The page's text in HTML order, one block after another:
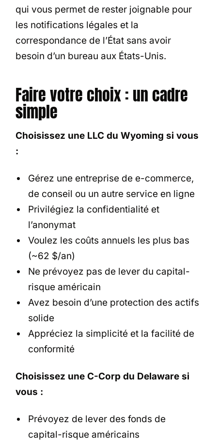
qui vous permet de rester joignable pour
les notifications légales et la
correspondance de l’État sans avoir
besoin d’un bureau aux États-Unis.
Faire votre choix : un cadre
simple
Choisissez une LLC du Wyoming si vous
:
Gérez une entreprise de e-commerce,
de conseil ou un autre service en ligne
Privilégiez la confidentialité et
l’anonymat
Voulez les coûts annuels les plus bas
(~62 $/an)
Ne prévoyez pas de lever du capital-
risque américain
Avez besoin d’une protection des actifs
solide
Appréciez la simplicité et la facilité de
conformité
Choisissez une C-Corp du Delaware si
vous :
Prévoyez de lever des fonds de
capital-risque américains